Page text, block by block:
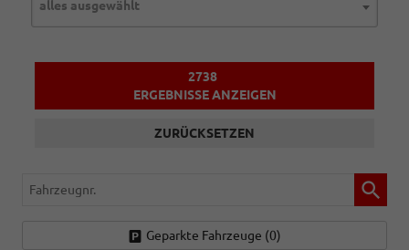
alles ausgewählt
2738
ERGEBNISSE ANZEIGEN
ZURÜCKSETZEN
Fahrzeugnr.
Geparkte Fahrzeuge (0)